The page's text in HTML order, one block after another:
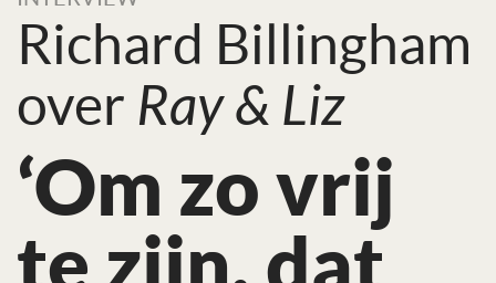
Richard Billingham
over Ray & Liz
‘Om zo vrij
te zijn, dat